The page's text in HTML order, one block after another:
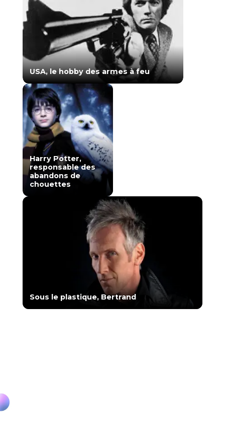
USA, le hobby des armes à feu
Harry Potter,
responsable des
abandons de
chouettes
Sous le plastique, Bertrand